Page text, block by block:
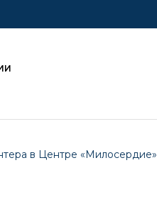
в Центре «Милосердие»